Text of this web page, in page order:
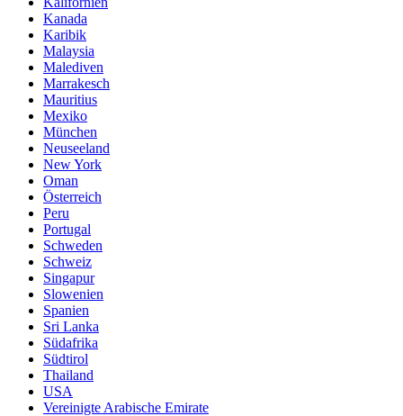
Kanada
Karibik
Malaysia
Malediven
Marrakesch
Mauritius
Mexiko
München
Neuseeland
New York
Oman
Österreich
Peru
Portugal
Schweden
Schweiz
Singapur
Slowenien
Spanien
Sri Lanka
Südafrika
Südtirol
Thailand
USA
Vereinigte Arabische Emirate